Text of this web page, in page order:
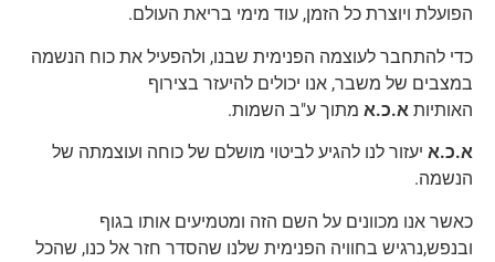
הפועלת ויוצרת כל הזמן, עוד מימי בריאת העולם.
כדי להתחבר לעוצמה הפנימית שבנו, ולהפעיל את כוח הנשמה
במצבים של משבר, אנו יכולים להיעזר בצירוף
האותיות א.כ.א מתוך ע"ב השמות.
א.כ.א יעזור לנו להגיע לביטוי מושלם של כוחה ועוצמתה של
הנשמה.
כאשר אנו מכוונים על השם הזה ומטמיעים אותו בגוף
ובנפש,נרגיש בחוויה הפנימית שלנו שהסדר חזר אל כנו, שהכל